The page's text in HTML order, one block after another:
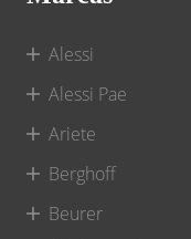
Alessi
Alessi Pae
Ariete
Berghoff
Beurer